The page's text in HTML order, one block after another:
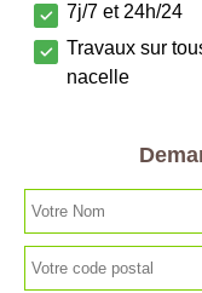
7j/7 et 24h/24
Travaux sur
nacelle